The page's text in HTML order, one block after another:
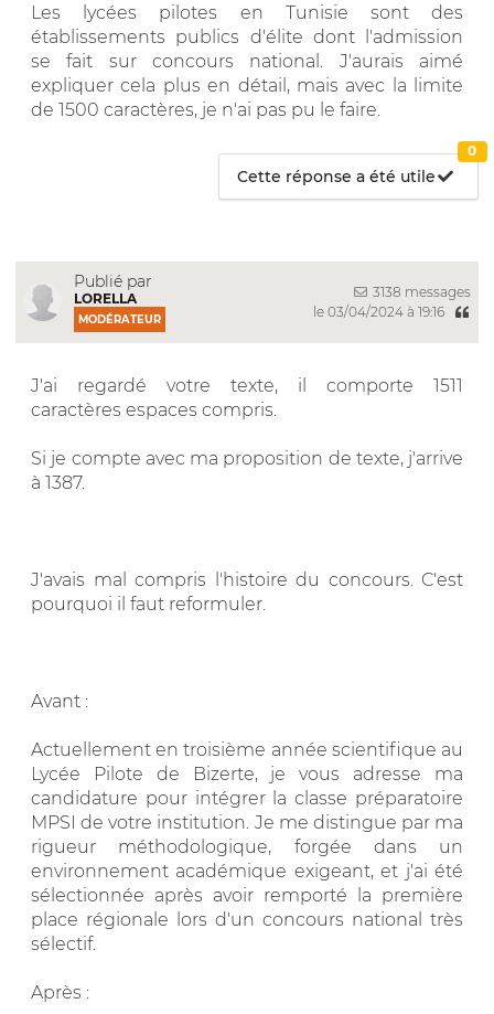
Les lycées pilotes en Tunisie sont des
établissements publics d'élite dont l'admission
se fait sur concours national. J'aurais aimé
expliquer cela plus en détail, mais avec la limite
de 1500 caractères, je n'ai pas pu le faire.
Cette réponse a été utile
0
Publié par
LORELLA
MODÉRATEUR
3138 messages
le 03/04/2024 à 19:16
J'ai regardé votre texte, il comporte 1511
caractères espaces compris.
Si je compte avec ma proposition de texte, j'arrive
à 1387.
J'avais mal compris l'histoire du concours. C'est
pourquoi il faut reformuler.
Avant :
Actuellement en troisième année scientifique au
Lycée Pilote de Bizerte, je vous adresse ma
candidature pour intégrer la classe préparatoire
MPSI de votre institution. Je me distingue par ma
rigueur méthodologique, forgée dans un
environnement académique exigeant, et j'ai été
sélectionnée après avoir remporté la première
place régionale lors d'un concours national très
sélectif.
Après :